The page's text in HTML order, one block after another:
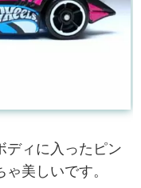
ディに入ったピン
美しいです。